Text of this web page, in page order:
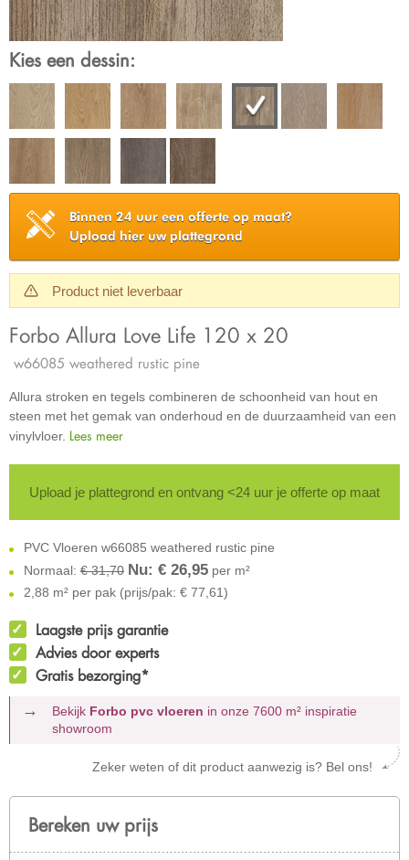
Kies een dessin:
Binnen 24 uur een offerte op maat?
Upload hier uw plattegrond
Product niet leverbaar
Forbo Allura Love Life 120 x 20
w66085 weathered rustic pine
Allura stroken en tegels combineren de schoonheid van hout en
steen met het gemak van onderhoud en de duurzaamheid van een
vinylvloer. Lees meer
Upload je plattegrond en ontvang <24 uur je offerte op maat
PVC Vloeren w66085 weathered rustic pine
Normaal: € 31,70 Nu: € 26,95 per m²
2,88 m² per pak (prijs/pak: € 77,61)
Laagste prijs garantie
Advies door experts
Gratis bezorging*
Bekijk Forbo pvc vloeren in onze 7600 m² inspiratie
showroom
Zeker weten of dit product aanwezig is? Bel ons!
Bereken uw prijs